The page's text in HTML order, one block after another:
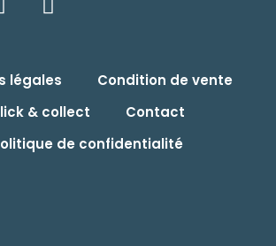
légales
Condition de vente
& collect
Contact
de confidentialité